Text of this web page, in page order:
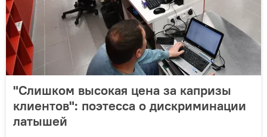
"Слишком высокая цена за капризы
клиентов": поэтесса о дискриминации
латышей